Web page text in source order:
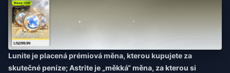
Lunite je placená prémiová měna, kterou kupujete za
skutečné peníze; Astrite je „měkká“ měna, za kterou si